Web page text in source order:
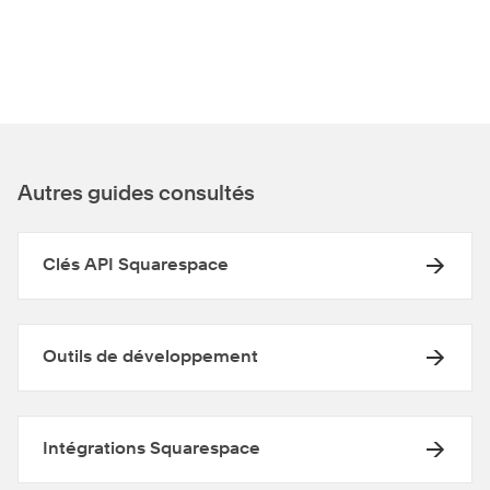
Autres guides consultés
Clés API Squarespace
Outils de développement
Intégrations Squarespace